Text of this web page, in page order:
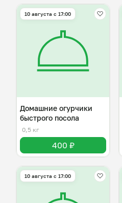
10 августа с 17:00
Домашние огурчики
быстрого посола
0,5 кг
400 ₽
10 августа с 17:00